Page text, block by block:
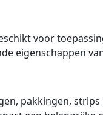
voor
eigenschappen
pakkingen,